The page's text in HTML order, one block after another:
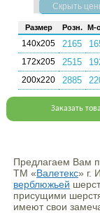
Скрыть
Раз­мер Розн. М-
140х205 2165
172х205 2515
200х220 2885
Заказать
Предлагаем Вам
ТМ «Валетекс» г.
верблюжьей
присущими
имеют свои